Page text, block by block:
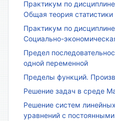
Практикум по
Общая теория статистики
Практикум по
Социально-
Предел
одной переменной
Пределы функций.
Решение задач в среде
Решение систем
уравнений с